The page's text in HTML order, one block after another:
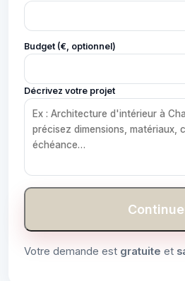
Budget (€, optionnel)
Décrivez votre projet
Votre demande est gratuite et